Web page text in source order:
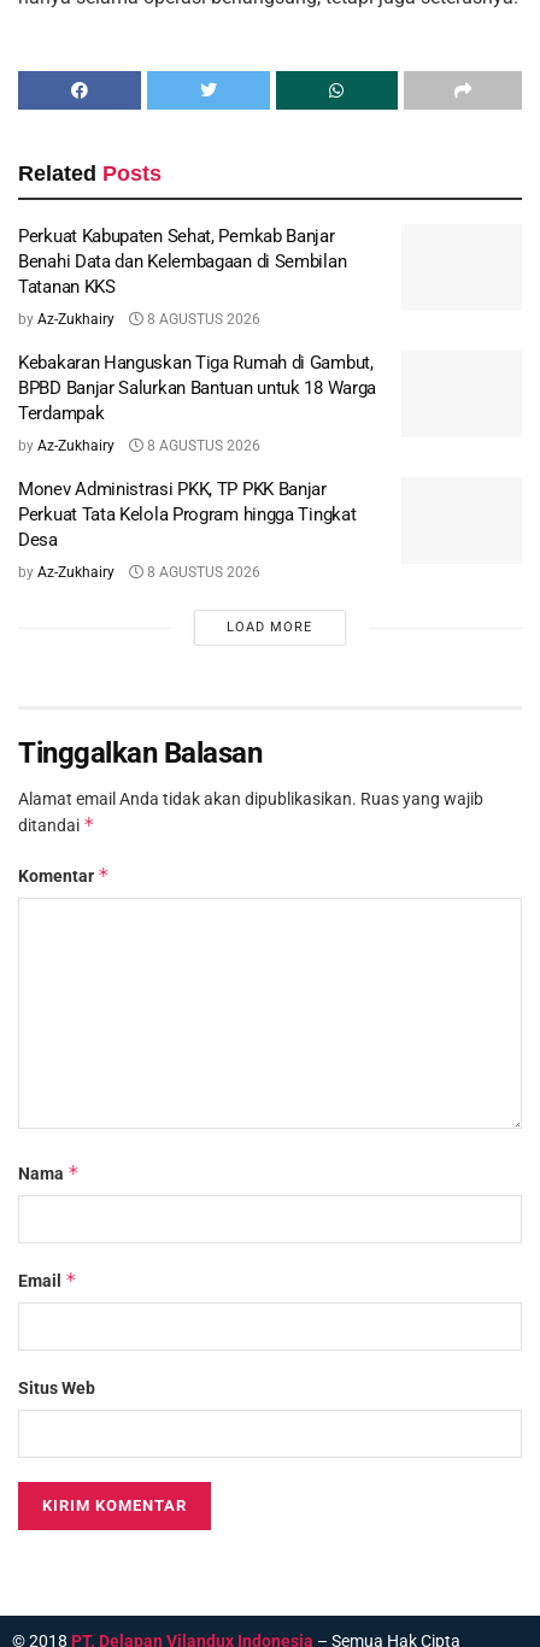
Related Posts
Perkuat Kabupaten Sehat, Pemkab Banjar
Benahi Data dan Kelembagaan di Sembilan
Tatanan KKS
by Az-Zukhairy 8 AGUSTUS 2026
Kebakaran Hanguskan Tiga Rumah di Gambut,
BPBD Banjar Salurkan Bantuan untuk 18 Warga
Terdampak
by Az-Zukhairy 8 AGUSTUS 2026
Monev Administrasi PKK, TP PKK Banjar
Perkuat Tata Kelola Program hingga Tingkat
Desa
by Az-Zukhairy 8 AGUSTUS 2026
LOAD MORE
Tinggalkan Balasan
Alamat email Anda tidak akan dipublikasikan. Ruas yang wajib
ditandai *
Komentar *
Nama *
Email *
Situs Web
© 2018 PT. Delapan Vilandux Indonesia – Semua Hak Cipta